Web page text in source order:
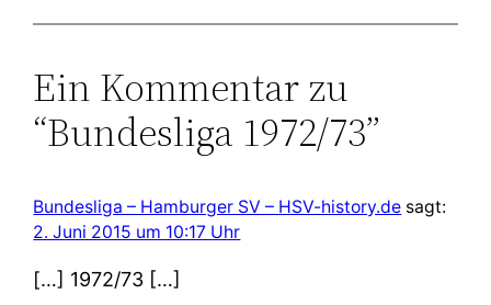
Ein Kommentar zu
“Bundesliga 1972/73”
Bundesliga – Hamburger SV – HSV-history.de sagt:
2. Juni 2015 um 10:17 Uhr
[…] 1972/73 […]